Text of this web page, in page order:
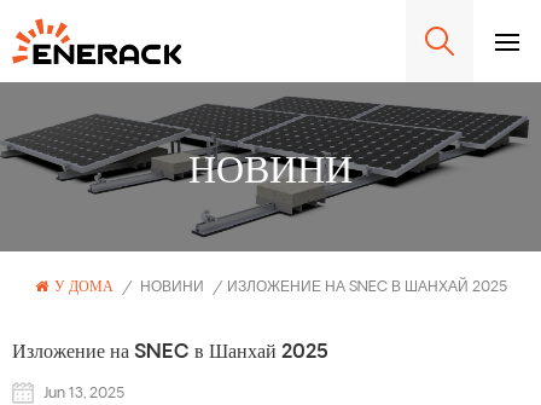
НОВИНИ
У ДОМА / НОВИНИ / ИЗЛОЖЕНИЕ НА SNEC В ШАНХАЙ 2025
Изложение на SNEC в Шанхай 2025
Jun 13, 2025